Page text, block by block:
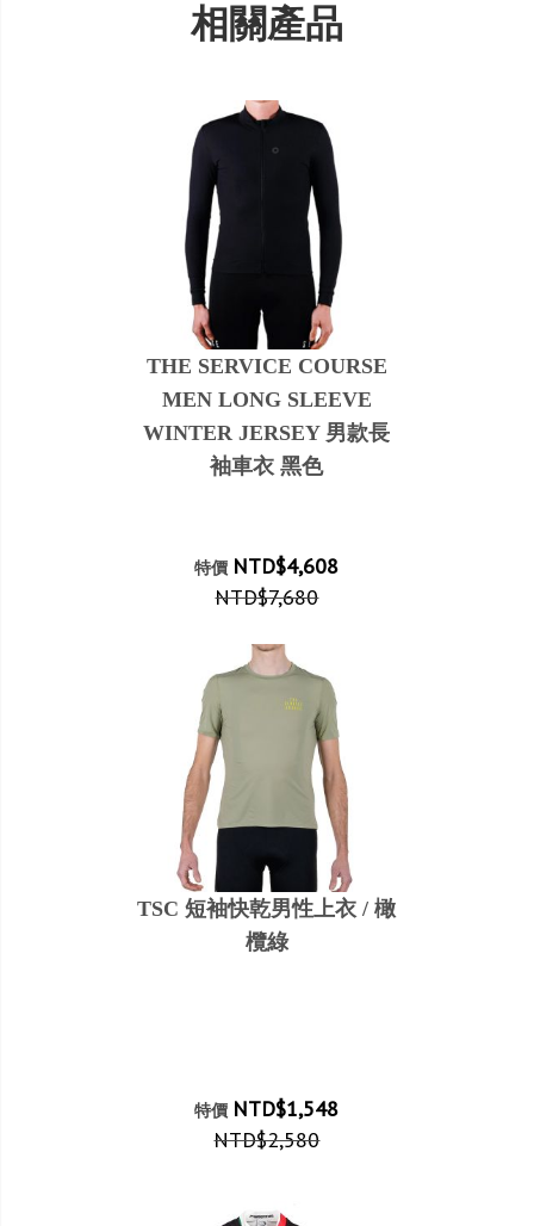
相關產品
THE SERVICE COURSE
MEN LONG SLEEVE
WINTER JERSEY 男款長
袖車衣 黑色
特價 NTD$4,608
NTD$7,680
TSC 短袖快乾男性上衣 / 橄
欖綠
特價 NTD$1,548
NTD$2,580